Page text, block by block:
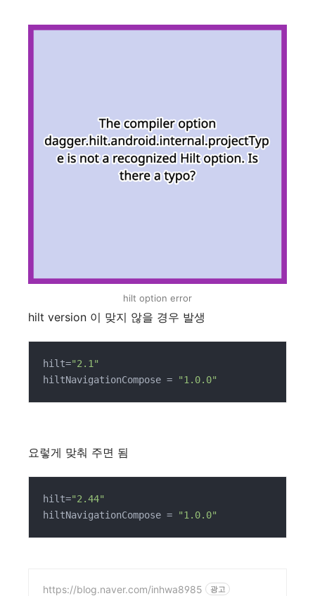
hilt option error
hilt version 이 맞지 않을 경우 발생
hilt="2.1"
hiltNavigationCompose =
"1.0.0"
요렇게 맞춰 주면 됨
hilt="2.44"
hiltNavigationCompose =
"1.0.0"
https://blog.naver.com/inhwa8985 광고